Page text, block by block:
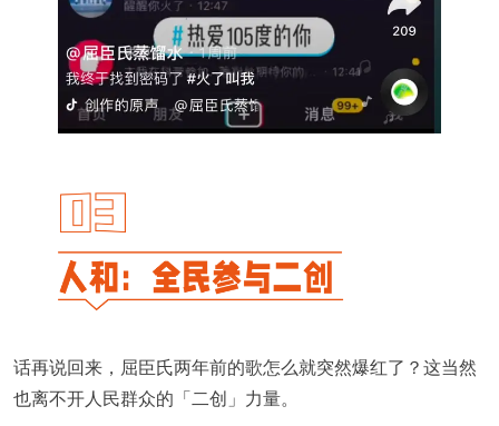
话再说回来，屈臣氏两年前的歌怎么就突然爆红了？这当然
也离不开人民群众的「二创」力量。